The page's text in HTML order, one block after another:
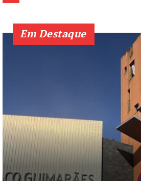
Em Destaque